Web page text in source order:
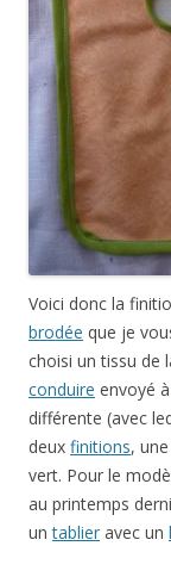
Voici donc la
brodée que je
choisi un tissu de
conduire envoyé à
différente (avec
deux finitions,
vert. Pour le
au printemps
untablier avec un